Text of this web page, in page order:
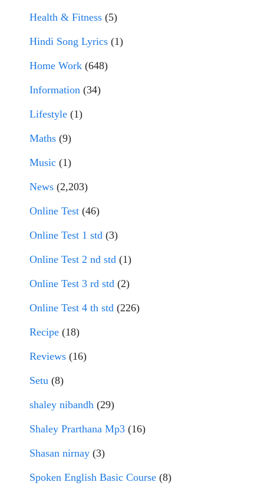
Health & Fitness (5)
Hindi Song Lyrics (1)
Home Work (648)
Information (34)
Lifestyle (1)
Maths (9)
Music (1)
News (2,203)
Online Test (46)
Online Test 1 std (3)
Online Test 2 nd std (1)
Online Test 3 rd std (2)
Online Test 4 th std (226)
Recipe (18)
Reviews (16)
Setu (8)
shaley nibandh (29)
Shaley Prarthana Mp3 (16)
Shasan nirnay (3)
Spoken English Basic Course (8)